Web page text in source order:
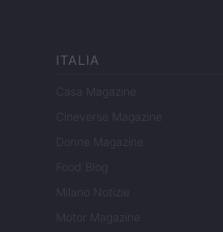
ITALIA
Casa Magazine
Cineverse Magazine
Donne Magazine
Food Blog
Milano Notizie
Motor Magazine